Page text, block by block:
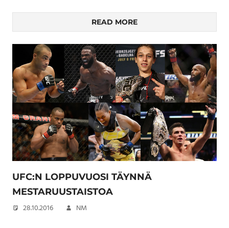
READ MORE
UFC:N LOPPUVUOSI TÄYNNÄ
MESTARUUSTAISTOA
28.10.2016 NM